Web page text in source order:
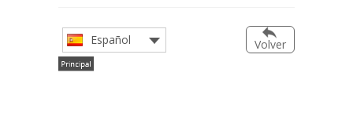
Volver
Español
Principal